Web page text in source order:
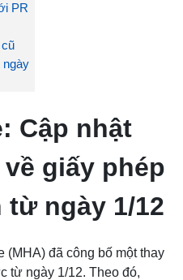
PR
Cập nhật
giấy phép
từ ngày 1/12
(MHA) đã công bố một thay
từ ngày 1/12. Theo đó,